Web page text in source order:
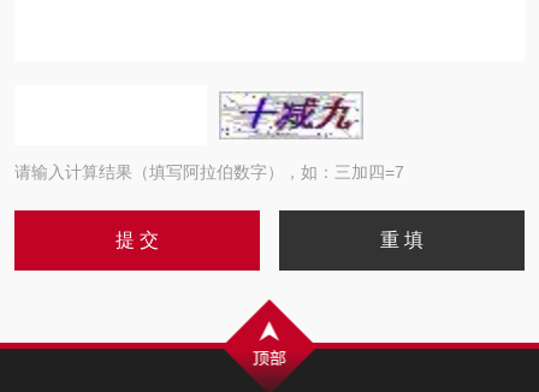
请输入计算结果（填写阿拉伯数字），如：三加四=7